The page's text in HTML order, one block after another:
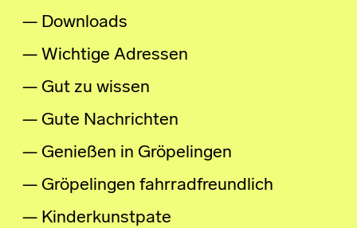
Downloads
Wichtige Adressen
Gut zu wissen
Gute Nachrichten
Genießen in Gröpelingen
Gröpelingen fahrradfreundlich
Kinderkunstpate